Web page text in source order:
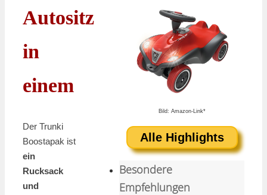
Autositz
in
einem
Der Trunki
Boostapak ist
ein
Rucksack
und
Bild: Amazon-Link*
Alle Highlights
Besondere
Empfehlungen